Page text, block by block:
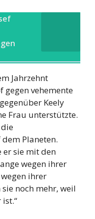
Jahrzehnt
gegen vehemente
Keely
Frau unterstützte.
Planeten.
er sie mit den
wegen ihrer
ihrer
noch mehr, weil